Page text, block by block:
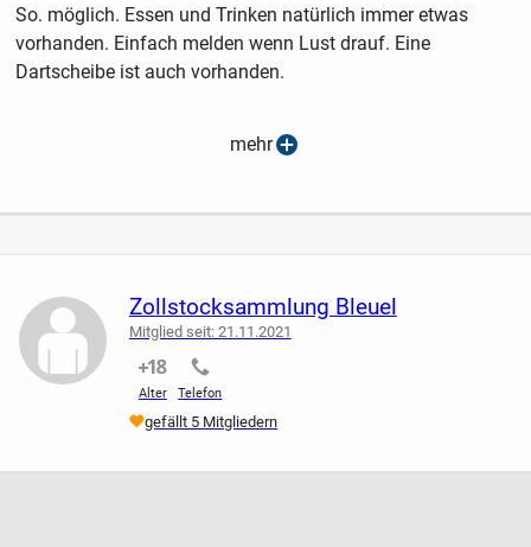
So. möglich. Essen und Trinken natürlich immer etwas
vorhanden. Einfach melden wenn Lust drauf. Eine
Dartscheibe ist auch vorhanden.
mehr
Zollstocksammlung Bleuel
Mitglied seit: 21.11.2021
Alter
nicht verifiziert
Telefon
nicht verifiziert
gefällt 5 Mitgliedern